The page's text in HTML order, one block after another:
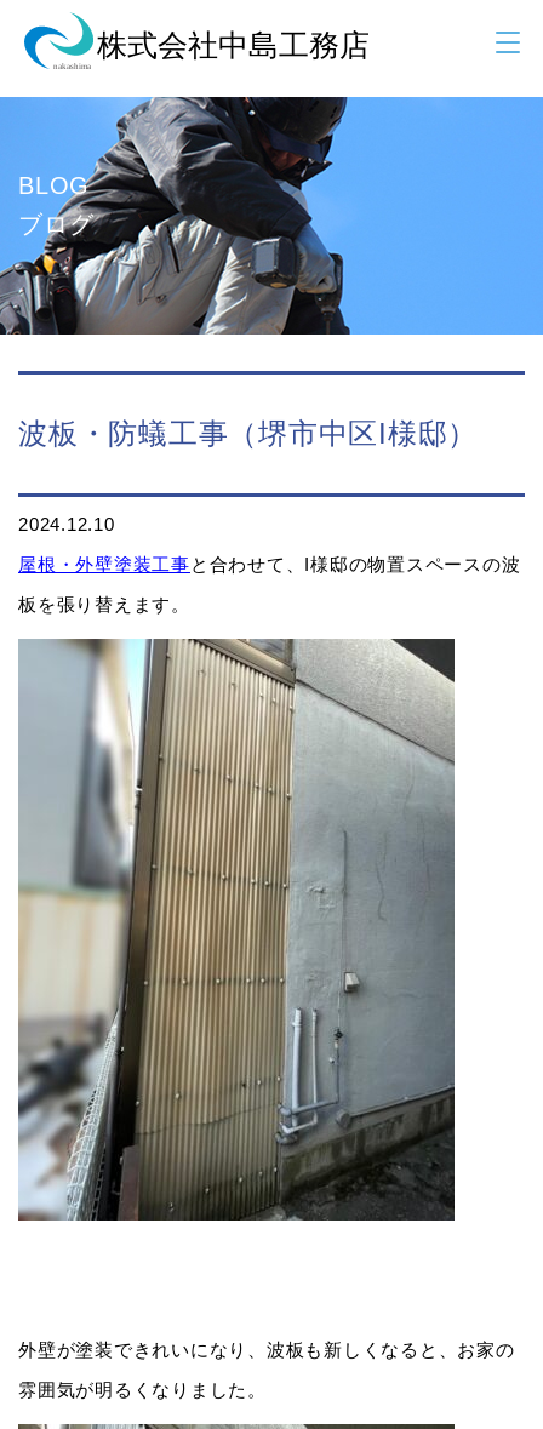
BLOG
ブログ
波板・防蟻工事（堺市中区I様邸）
2024.12.10
屋根・外壁塗装工事と合わせて、I様邸の物置スペースの波
板を張り替えます。
外壁が塗装できれいになり、波板も新しくなると、お家の
雰囲気が明るくなりました。